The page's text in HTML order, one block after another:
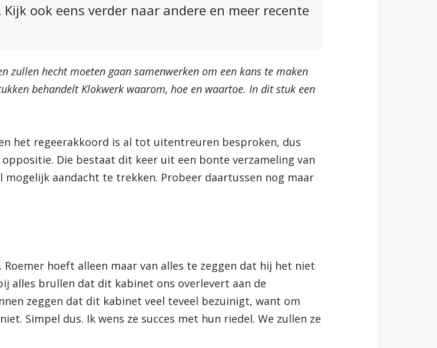
ook eens verder naar andere en meer recente
zullen hecht moeten gaan samenwerken om een kans te maken
behandelt Klokwerk waarom, hoe en waartoe. In dit stuk een
het regeerakkoord is al tot uitentreuren besproken, dus
Die bestaat dit keer uit een bonte verzameling van
aandacht te trekken. Probeer daartussen nog maar
hoeft alleen maar van alles te zeggen dat hij het niet
alles brullen dat dit kabinet ons overlevert aan de
zeggen dat dit kabinet veel teveel bezuinigt, want om
Simpel dus. Ik wens ze succes met hun riedel. We zullen ze